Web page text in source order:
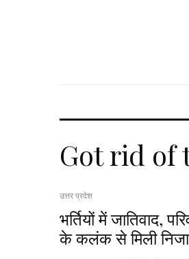
Got rid of
उत्तर प्रदेश
भर्तियों में जातिवाद,
के कलंक से मिली